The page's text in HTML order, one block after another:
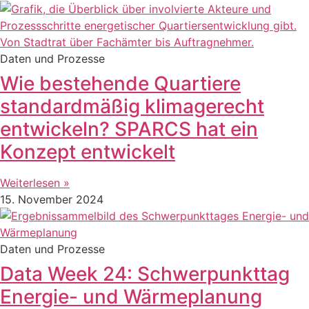
Daten und Prozesse
Wie bestehende Quartiere
standardmäßig klimagerecht
entwickeln? SPARCS hat ein
Konzept entwickelt
Weiterlesen »
15. November 2024
Daten und Prozesse
Data Week 24: Schwerpunkttag
Energie- und Wärmeplanung